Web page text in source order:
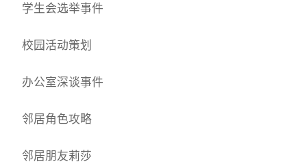
学生会选举事件
校园活动策划
办公室深谈事件
邻居角色攻略
邻居朋友莉莎